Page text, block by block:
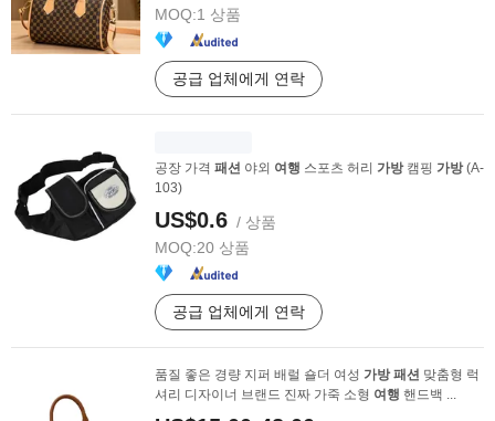
MOQ:1 상품
공급 업체에게 연락
공장 가격 패션 야외 여행 스포츠 허리 가방캠핑 가방(A-
103)
US$0.6 / 상품
MOQ:20 상품
공급 업체에게 연락
품질 좋은 경량 지퍼 배럴 숄더 여성 가방 패션 맞춤형 럭
셔리 디자이너 브랜드 진짜 가죽 소형 여행 핸드백 ...